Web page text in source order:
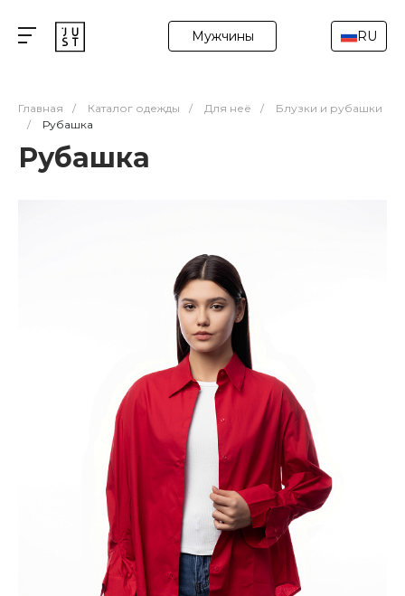
Мужчины RU
Главная / Каталог одежды / Для неё /
Блузки и рубашки
/
Рубашка
Рубашка